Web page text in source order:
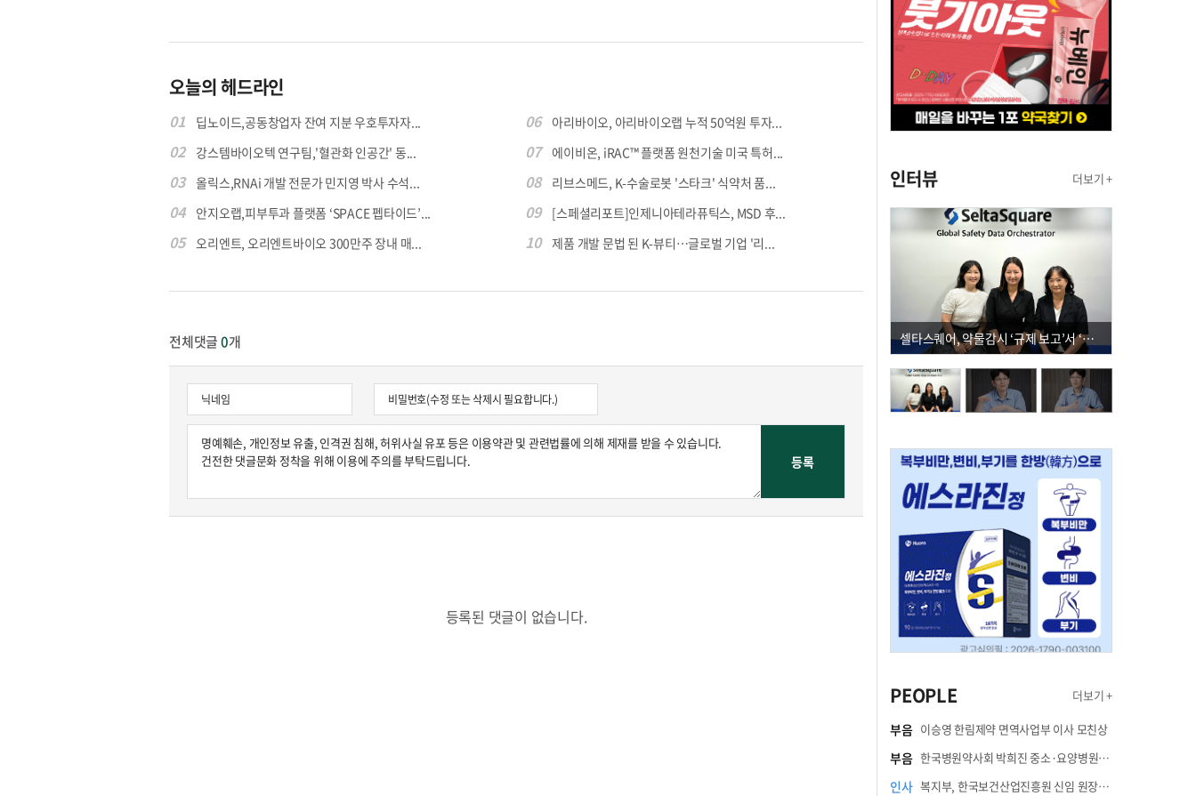
오늘의 헤드라인
01 딥노이드,공동창업자 잔여 지분 우호투자자...
02 강스템바이오텍 연구팀,'혈관화 인공간' 동...
03 올릭스,RNAi 개발 전문가 민지영 박사 수석...
04 안지오랩,피부투과 플랫폼 ‘SPACE 펩타이드’...
05 오리엔트, 오리엔트바이오 300만주 장내 매...
06 아리바이오, 아리바이오랩 누적 50억원 투자...
07 에이비온, iRAC™ 플랫폼 원천기술 미국 특허...
08 리브스메드, K-수술로봇 '스타크' 식약처 품...
09 [스페셜리포트]인제니아테라퓨틱스, MSD 후...
10 제품 개발 문법 된 K-뷰티…글로벌 기업 '리...
전체댓글0개
등록된 댓글이 없습니다.
인터뷰 더보기 +
셀타스퀘어, 약물감시 ‘규제 보고’서 ‘데이터 의사결정’으로 "PVX 전환 요구 커진다"
PEOPLE 더보기 +
부음 이승영 한림제약 면역사업부 이사 모친상
부음 한국병원약사회 박희진 중소·요양병원이사(충청북도 청주의료원 약제팀장) 부친상
인사 복지부, 한국보건산업진흥원 신임 원장에 고상백 교수 임명